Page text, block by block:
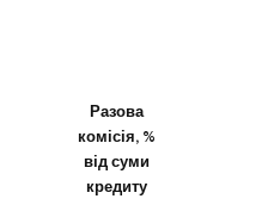
Разова
комісія, %
від суми
кредиту